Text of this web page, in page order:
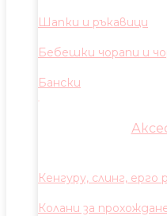
Шапки и ръкавици
Бебешки чорапи и
Бански
Кенгуру, слинг, ерго
Колани за